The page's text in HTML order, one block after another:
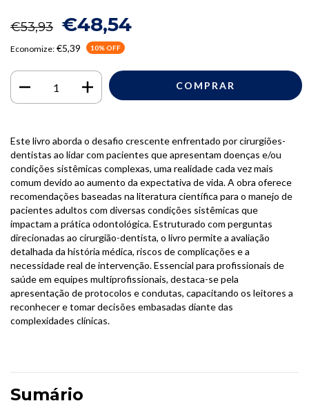
€53,93 €48,54
Economize: €5,39 10% OFF
Este livro aborda o desafio crescente enfrentado por cirurgiões-
dentistas ao lidar com pacientes que apresentam doenças e/ou
condições sistêmicas complexas, uma realidade cada vez mais
comum devido ao aumento da expectativa de vida. A obra oferece
recomendações baseadas na literatura científica para o manejo de
pacientes adultos com diversas condições sistêmicas que
impactam a prática odontológica. Estruturado com perguntas
direcionadas ao cirurgião-dentista, o livro permite a avaliação
detalhada da história médica, riscos de complicações e a
necessidade real de intervenção. Essencial para profissionais de
saúde em equipes multiprofissionais, destaca-se pela
apresentação de protocolos e condutas, capacitando os leitores a
reconhecer e tomar decisões embasadas diante das
complexidades clínicas.
Sumário